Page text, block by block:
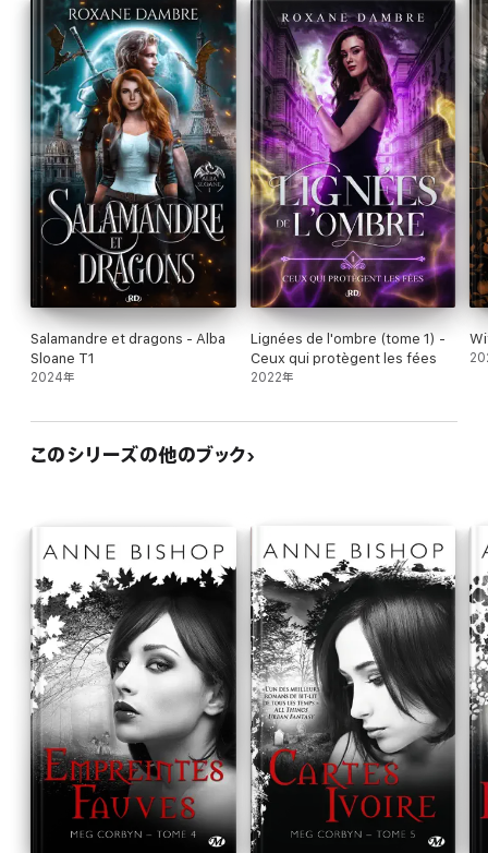
Salamandre et dragons - Alba
Sloane T1
2024年
Lignées de l'ombre (tome 1) -
Ceux qui protègent les fées
2022年
このシリーズの他のブック